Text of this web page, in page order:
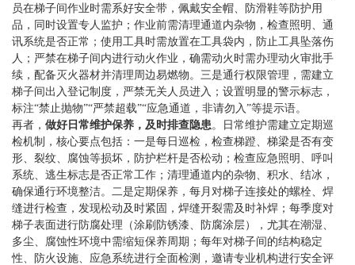
员在梯子间作业时需系好安全带，佩戴安全帽、防滑鞋等防护用
品，同时设置专人监护；作业前需清理通道内杂物，检查照明、通
讯系统是否正常；使用工具时需放置在工具袋内，防止工具坠落伤
人；严禁在梯子间内进行动火作业，确需动火时需办理动火审批手
续，配备灭火器材并清理周边易燃物。三是通行权限管理，需建立
梯子间出入登记制度，严禁无关人员进入；设置明显的警示标志，
标注“禁止抛物”“严禁超载”“应急通道，非请勿入”等提示语。
再者， 做好日常维护保养，及时排查隐患 。日常维护需建立定期巡
检机制，核心要点包括：一是每日巡检，检查梯蹬、梯梁是否有变
形、裂纹、腐蚀等损坏，防护栏杆是否松动；检查应急照明、呼叫
系统、逃生标志是否正常工作；清理通道内的杂物、积水、结冰，
确保通行环境整洁。二是定期保养，每月对梯子连接处的螺栓、焊
缝进行检查，发现松动及时紧固，焊缝开裂需及时补焊；每季度对
梯子表面进行防腐处理（涂刷防锈漆、防腐涂层），尤其在潮湿、
多尘、腐蚀性环境中需缩短保养周期；每年对梯子间的结构稳定
性、防火设施、应急系统进行全面检测，邀请专业机构进行安全评